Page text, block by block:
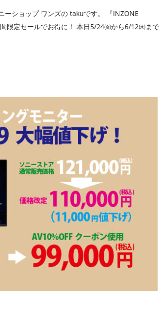
ショップ ワンズの takuです。 『INZONE
限定セールでお得に！ 本日5/24㈮から6/12㈬まで